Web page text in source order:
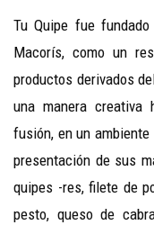
Tu Quipe fue
Macorís, como un
productos derivados
una manera creativa
fusión, en un
presentación de sus
quipes -res, filete de
pesto, queso de